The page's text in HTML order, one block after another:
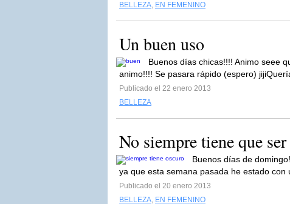
BELLEZA, EN FEMENINO
Un buen uso
Buenos días chicas!!!! Animo seee
animo!!!! Se pasara rápido (espero)
Publicado el 22 enero 2013
BELLEZA
No siempre tiene que
Buenos días de
ya que esta semana pasada he estado con
Publicado el 20 enero 2013
BELLEZA, EN FEMENINO